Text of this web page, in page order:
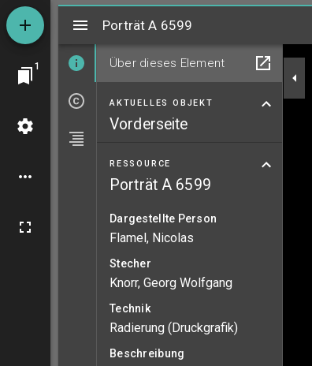
1
MiradorPorträt A 6599
Über dieses Element
AKTUELLES OBJEKT
Vorderseite
RESSOURCE
Porträt A 6599
Dargestellte Person
Flamel, Nicolas
Stecher
Knorr, Georg Wolfgang
Technik
Radierung (Druckgrafik)
Beschreibung
Porträt A 6599